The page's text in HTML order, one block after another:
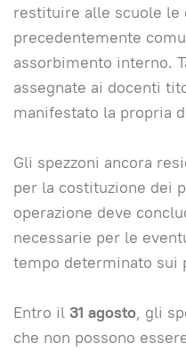
restituire alle scuole le
precedentemente
assorbimento interno.
assegnate ai docenti
manifestato la propria
Gli spezzoni ancora
per la costituzione dei
operazione deve
necessarie per le
tempo determinato sui
Entro il 31 agosto, gli
che non possono